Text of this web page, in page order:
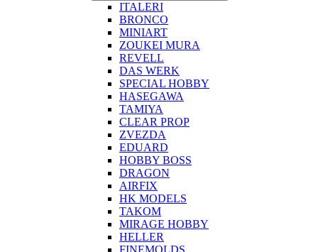
ITALERI
BRONCO
MINIART
ZOUKEI MURA
REVELL
DAS WERK
SPECIAL HOBBY
HASEGAWA
TAMIYA
CLEAR PROP
ZVEZDA
EDUARD
HOBBY BOSS
DRAGON
AIRFIX
HK MODELS
TAKOM
MIRAGE HOBBY
HELLER